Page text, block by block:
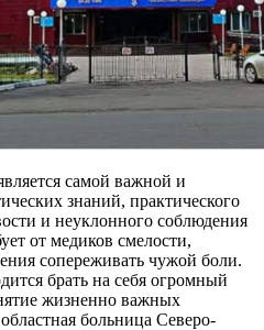
самой важной и
знаний, практического
и неуклонного соблюдения
от медиков смелости,
сопереживать чужой боли.
брать на себя огромный
жизненно важных
больница Северо-